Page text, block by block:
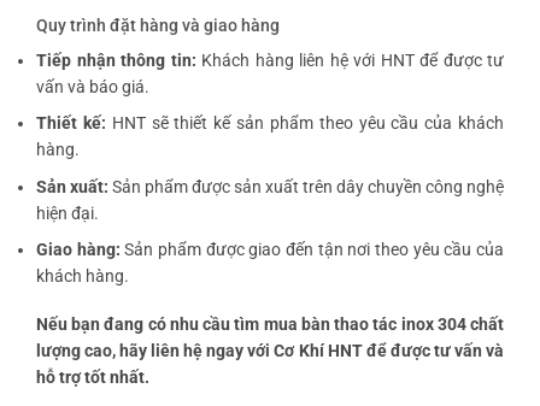
Quy trình đặt hàng và giao hàng
Tiếp nhận thông tin: Khách hàng liên hệ với HNT để được tư
vấn và báo giá.
Thiết kế: HNT sẽ thiết kế sản phẩm theo yêu cầu của khách
hàng.
Sản xuất: Sản phẩm được sản xuất trên dây chuyền công nghệ
hiện đại.
Giao hàng: Sản phẩm được giao đến tận nơi theo yêu cầu của
khách hàng.
Nếu bạn đang có nhu cầu tìm mua bàn thao tác inox 304 chất
lượng cao, hãy liên hệ ngay với Cơ Khí HNT để được tư vấn và
hỗ trợ tốt nhất.